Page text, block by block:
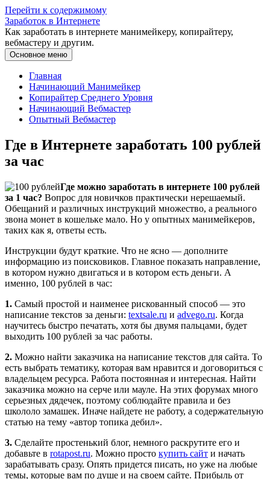
Перейти к содержимому
Заработок в Интернете
Как заработать в интернете манимейкеру, копирайтеру,
вебмастеру и другим.
Основное меню
Главная
Начинающий Манимейкер
Копирайтер Среднего Уровня
Начинающий Вебмастер
Опытный Вебмастер
Где в Интернете заработать 100 рублей
за час
Где можно заработать в интернете 100 рублей
за 1 час? Вопрос для новичков практически нерешаемый.
Обещаний и различных инструкций множество, а реального
звона монет в кошельке мало. Но у опытных манимейкеров,
таких как я, ответы есть.
Инструкции будут краткие. Что не ясно — дополните
информацию из поисковиков. Главное показать направление,
в котором нужно двигаться и в котором есть деньги. А
именно, 100 рублей в час:
1. Самый простой и наименее рискованный способ — это
написание текстов за деньги: textsale.ru и advego.ru. Когда
научитесь быстро печатать, хотя бы двумя пальцами, будет
выходить 100 рублей за час работы.
2. Можно найти заказчика на написание текстов для сайта. То
есть выбрать тематику, которая вам нравится и договориться с
владельцем ресурса. Работа постоянная и интересная. Найти
заказчика можно на серче или мауле. На этих форумах много
серьезных дядечек, поэтому соблюдайте правила и без
школоло замашек. Иначе найдете не работу, а содержательную
статью на тему «автор топика дебил».
3. Сделайте простенький блог, немного раскрутите его и
добавьте в rotapost.ru. Можно просто купить сайт и начать
зарабатывать сразу. Опять придется писать, но уже на любые
темы, которые вам по душе и на своем сайте. Прибыль от